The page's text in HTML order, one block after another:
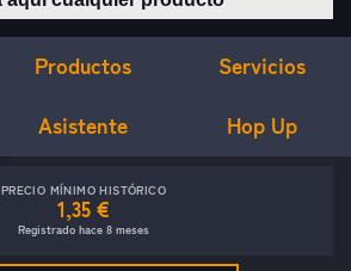
Productos Servicios
Asistente Hop Up
PRECIO MÍNIMO HISTÓRICO
1,35 €
Registrado hace 8 meses